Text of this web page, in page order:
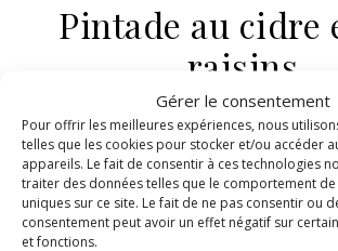
Gérer le consentement
Pour offrir les meilleures expériences, nous
telles que les cookies pour stocker et/ou accéder
appareils. Le fait de consentir à ces technologies
traiter des données telles que le comportement de
uniques sur ce site. Le fait de ne pas consentir ou
consentement peut avoir un effet négatif sur
et fonctions.
Pintade au cidre
raisins
1 octobre 2016 / 2
LIRE LA SUITE